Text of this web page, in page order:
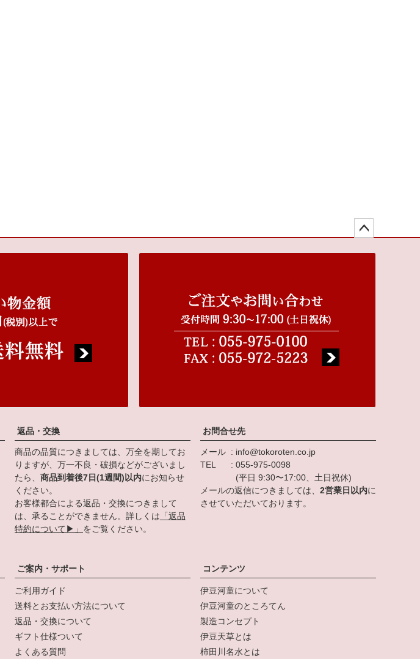
返品・交換
商品の品質につきましては、万全を期してお
りますが、万一不良・破損などがございまし
たら、 商品到着後7日(1週間)以内にお知らせ
ください。
お客様都合による返品・交換につきまして
は、承ることができません。詳しくは 「返品
特約について▶」 をご覧ください。
お問合せ先
メール
info@tokoroten.co.jp
TEL
055-975-0098
(平日 9:30〜17:00、土日祝休)
メールの返信につきましては、 2営業日以内に
させていただいております。
ご案内・サポート
ご利用ガイド
送料とお支払い方法について
返品・交換について
ギフト仕様ついて
よくある質問
コンテンツ
伊豆河童について
伊豆河童のところてん
製造コンセプト
伊豆天草とは
柿田川名水とは